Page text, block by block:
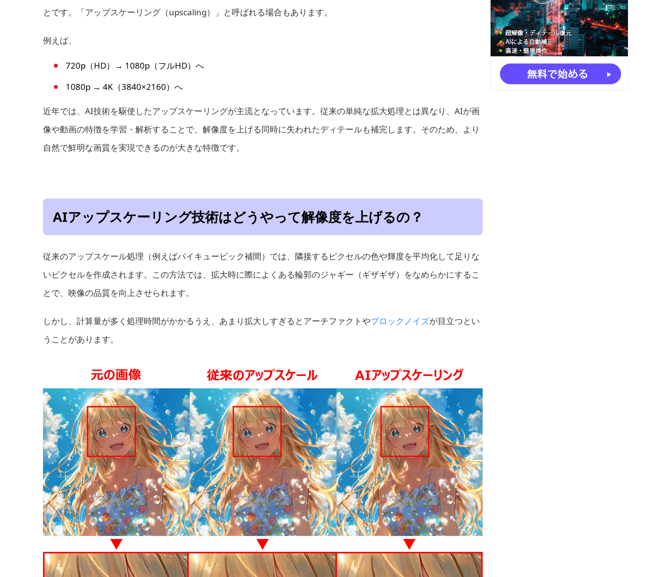
とです。「アップスケーリング（upscaling）」と呼ばれる場合もあります。
例えば、
720p（HD）→ 1080p（フルHD）へ
1080p → 4K（3840×2160）へ
近年では、AI技術を駆使したアップスケーリングが主流となっています。従来の単純な拡大処理とは異なり、AIが画
像や動画の特徴を学習・解析することで、解像度を上げる同時に失われたディテールも補完します。そのため、より
自然で鮮明な画質を実現できるのが大きな特徴です。
AIアップスケーリング技術はどうやって解像度を上げるの？
従来のアップスケール処理（例えばバイキュービック補間）では、隣接するピクセルの色や輝度を平均化して足りな
いピクセルを作成されます。この方法では、拡大時に際によくある輪郭のジャギー（ギザギザ）をなめらかにするこ
とで、映像の品質を向上させられます。
しかし、計算量が多く処理時間がかかるうえ、あまり拡大しすぎるとアーチファクトやブロックノイズが目立つとい
うことがあります。